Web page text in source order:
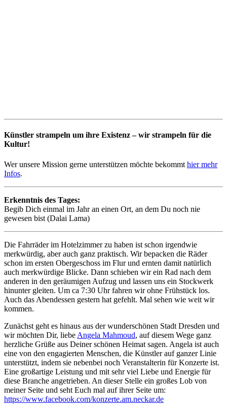
Künstler strampeln um ihre Existenz – wir strampeln für die
Kultur!
Wer unsere Mission gerne unterstützen möchte bekommt hier mehr
Infos.
Erkenntnis des Tages:
Begib Dich einmal im Jahr an einen Ort, an dem Du noch nie
gewesen bist (Dalai Lama)
Die Fahrräder im Hotelzimmer zu haben ist schon irgendwie
merkwürdig, aber auch ganz praktisch. Wir bepacken die Räder
schon im ersten Obergeschoss im Flur und ernten damit natürlich
auch merkwürdige Blicke. Dann schieben wir ein Rad nach dem
anderen in den geräumigen Aufzug und lassen uns ein Stockwerk
hinunter gleiten. Um ca 7:30 Uhr fahren wir ohne Frühstück los.
Auch das Abendessen gestern hat gefehlt. Mal sehen wie weit wir
kommen.
Zunächst geht es hinaus aus der wunderschönen Stadt Dresden und
wir möchten Dir, liebe Angela Mahmoud, auf diesem Wege ganz
herzliche Grüße aus Deiner schönen Heimat sagen. Angela ist auch
eine von den engagierten Menschen, die Künstler auf ganzer Linie
unterstützt, indem sie nebenbei noch Veranstalterin für Konzerte ist.
Eine großartige Leistung und mit sehr viel Liebe und Energie für
diese Branche angetrieben. An dieser Stelle ein großes Lob von
meiner Seite und seht Euch mal auf ihrer Seite um:
https://www.facebook.com/konzerte.am.neckar.de